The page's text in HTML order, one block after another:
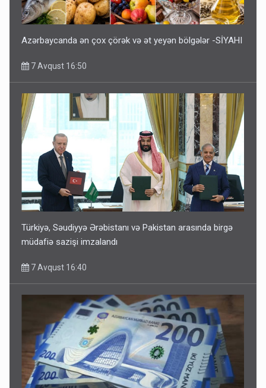
Azərbaycanda ən çox çörək və ət yeyən bölgələr -SİYAHI
7 Avqust 16:50
Türkiyə, Səudiyyə Ərəbistanı və Pakistan arasında birgə
müdafiə sazişi imzalandı
7 Avqust 16:40